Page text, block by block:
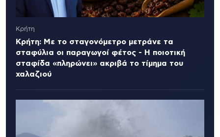
Κρήτη
Κρήτη: Με το σταγονόμετρο μετράνε τα
σταφύλια οι παραγωγοί φέτος - Η ποιοτική
σταφίδα «πληρώνει» ακριβά το τίμημα του
χαλαζιού